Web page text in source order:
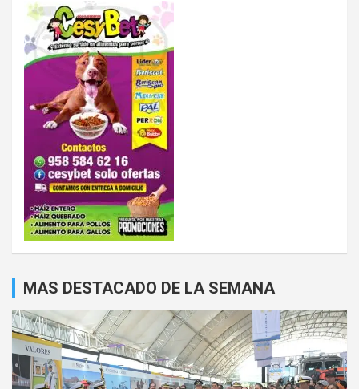
MAS DESTACADO DE LA SEMANA